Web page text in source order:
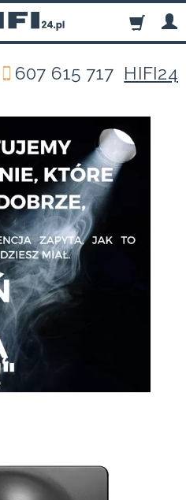
607 615 717 HIFI24